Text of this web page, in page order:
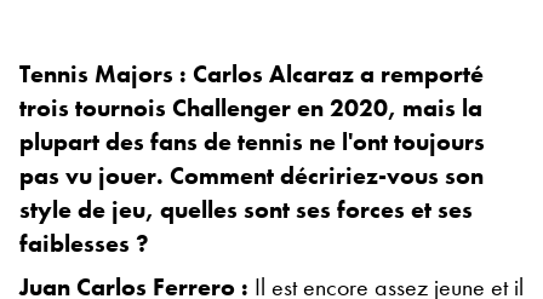
Tennis Majors : Carlos Alcaraz a remporté
trois tournois Challenger en 2020, mais la
plupart des fans de tennis ne l'ont toujours
pas vu jouer. Comment décririez-vous son
style de jeu, quelles sont ses forces et ses
faiblesses ?
Juan Carlos Ferrero : Il est encore assez jeune et il